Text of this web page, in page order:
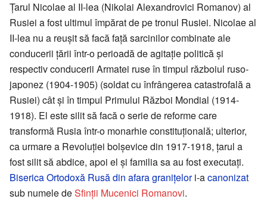
Ţarul Nicolae al II-lea (Nikolai Alexandrovici Romanov) al
Rusiei a fost ultimul împărat de pe tronul Rusiei. Nicolae al
II-lea nu a reuşit să facă faţă sarcinilor combinate ale
conducerii ţării într-o perioadă de agitaţie politică şi
respectiv conducerii Armatei ruse în timpul războiul ruso-
japonez (1904-1905) (soldat cu înfrângerea catastrofală a
Rusiei) cât şi în timpul Primului Război Mondial (1914-
1918). El este silit să facă o serie de reforme care
transformă Rusia într-o monarhie constituţională; ulterior,
ca urmare a Revoluţiei bolşevice din 1917-1918, ţarul a
fost silit să abdice, apoi el şi familia sa au fost executaţi.
Biserica Ortodoxă Rusă din afara graniţelori-acanonizat
sub numele deSfinţii Mucenici Romanovi.